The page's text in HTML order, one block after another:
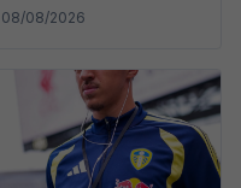
08/08/2026